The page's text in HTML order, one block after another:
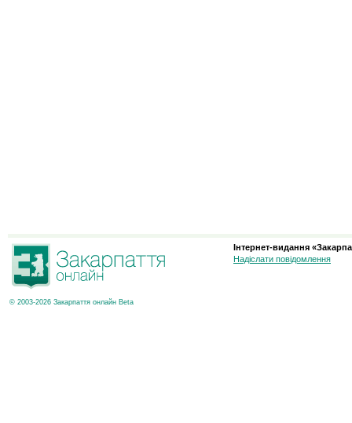
© 2003-2026 Закарпаття онлайн Beta
Інтернет-видання
Надіслати повідомлення